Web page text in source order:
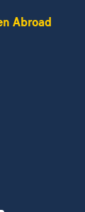
Abroad